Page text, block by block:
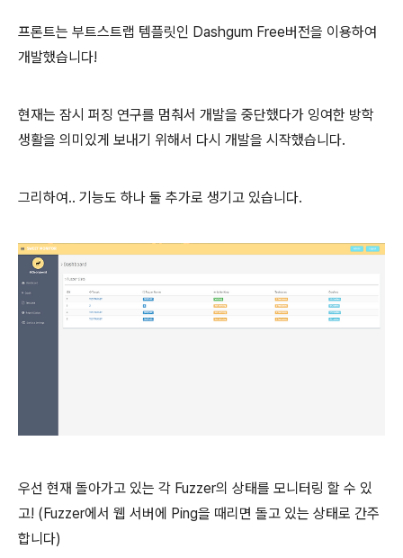
프론트는 부트스트랩 템플릿인 Dashgum Free버전을 이용하여
개발했습니다!
현재는 잠시 퍼징 연구를 멈춰서 개발을 중단했다가 잉여한 방학
생활을 의미있게 보내기 위해서 다시 개발을 시작했습니다.
그리하여.. 기능도 하나 둘 추가로 생기고 있습니다.
우선 현재 돌아가고 있는 각 Fuzzer의 상태를 모니터링 할 수 있
고! (Fuzzer에서 웹 서버에 Ping을 때리면 돌고 있는 상태로 간주
합니다)